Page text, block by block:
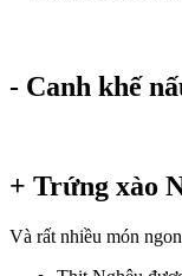
- Canh khế
+ Trứng xào
Và rất nhiều món